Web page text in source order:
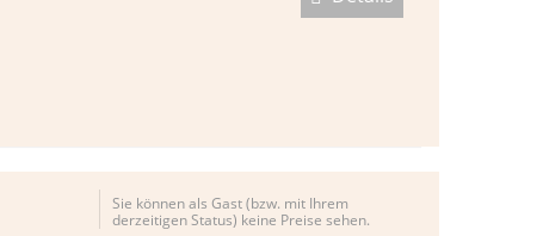
Sie können als Gast (bzw. mit Ihrem
derzeitigen Status) keine Preise sehen.